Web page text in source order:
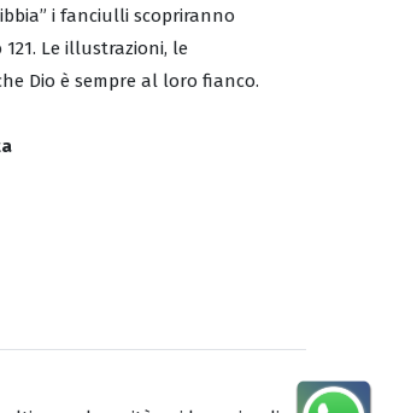
i fanciulli scopriranno
Le illustrazioni, le
Dio è sempre al loro fianco.